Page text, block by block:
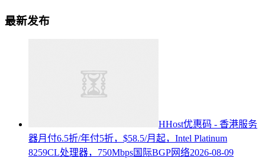
最新发布
HHost优惠码 - 香港服务
器月付6.5折/年付5折，$58.5/月起，Intel Platinum
8259CL处理器，750Mbps国际BGP网络2026-08-09